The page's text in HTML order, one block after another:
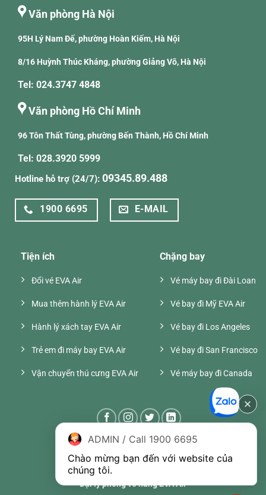
Văn phòng Hà Nội
95H Lý Nam Đế, phường Hoàn Kiếm, Hà Nội
8/16 Huỳnh Thúc Kháng, phường Giảng Võ, Hà Nội
Tel: 024.3747 4848
Văn phòng Hồ Chí Minh
96 Tôn Thất Tùng, phường Bến Thành, Hồ Chí Minh
Tel: 028.3920 5999
Hotline hỗ trợ (24/7): 09345.89.488
1900 6695 E-MAIL
Tiện ích
Đổi vé EVA Air
Mua thêm hành lý EVA Air
Hành lý xách tay EVA Air
Trẻ em đi máy bay EVA Air
Vận chuyển thú cưng EVA Air
Chặng bay
Vé máy bay đi Đài Loan
Vé bay đi Mỹ EVA Air
Vé bay đi Los Angeles
Vé bay đi San Francisco
Vé máy bay đi Canada
Đại lý phòng vé hãng EVA Air
ADMIN / Call 1900 6695
Chào mừng bạn đến với website của
chúng tôi.